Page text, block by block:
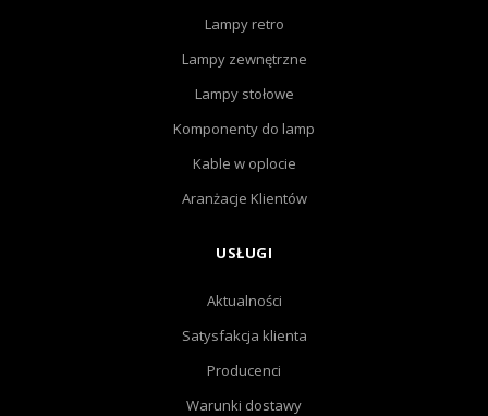
Lampy retro
Lampy zewnętrzne
Lampy stołowe
Komponenty do lamp
Kable w oplocie
Aranżacje Klientów
USŁUGI
Aktualności
Satysfakcja klienta
Producenci
Warunki dostawy